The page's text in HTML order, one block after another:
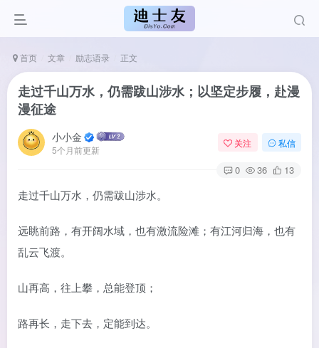
首页 文章 励志语录 正文
走过千山万水，仍需跋山涉水；以坚定步履，赴漫
漫征途
小小金
5个月前更新
关注 私信
0 36 13
走过千山万水，仍需跋山涉水。
远眺前路，有开阔水域，也有激流险滩；有江河归海，也有
乱云飞渡。
山再高，往上攀，总能登顶；
路再长，走下去，定能到达。